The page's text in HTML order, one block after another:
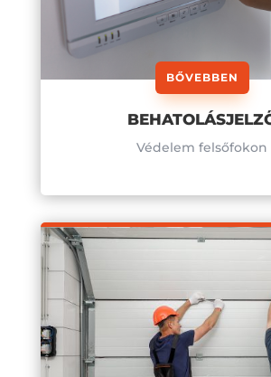
BŐVEBBEN
Védelem felsőfokon